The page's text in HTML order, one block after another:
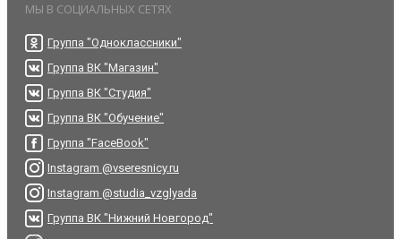
МЫ В СОЦИАЛЬНЫХ СЕТЯХ
Группа "Одноклассники"
Группа ВК "Магазин"
Группа ВК "Студия"
Группа ВК "Обучение"
Группа "FaceBook"
Instagram @vseresnicy.ru
Instagram @studia_vzglyada
Группа ВК "Нижний Новгород"